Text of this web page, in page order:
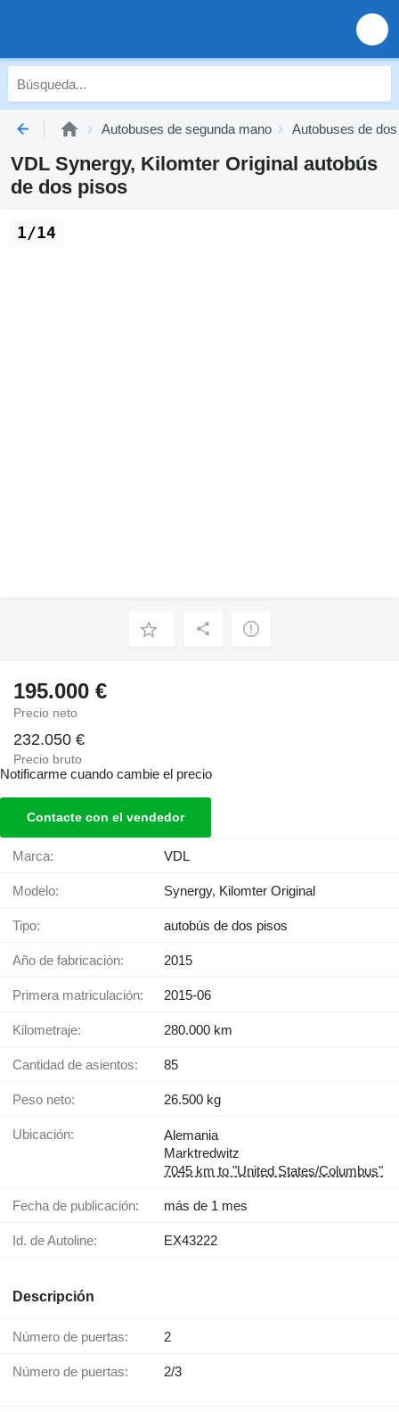
Autobuses de segunda mano Autobuses de
VDL Synergy, Kilomter Original autobús
de dos pisos
1/14
195.000 €
Precio neto
232.050 €
Precio bruto
Notificarme cuando cambie el precio
Contacte con el vendedor
Marca: VDL
Modelo: Synergy, Kilomter Original
Tipo: autobús de dos pisos
Año de fabricación: 2015
Primera matriculación: 2015-06
Kilometraje: 280.000 km
Cantidad de asientos: 85
Peso neto: 26.500 kg
Ubicación:
Alemania
Marktredwitz
7045 km to "United States/Columbus"
Fecha de publicación: más de 1 mes
Id. de Autoline: EX43222
Descripción
Número de puertas: 2
Número de puertas: 2/3